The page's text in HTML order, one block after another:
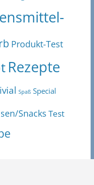
Produkt-Test
Rezepte
Spaß Special
Snacks Test